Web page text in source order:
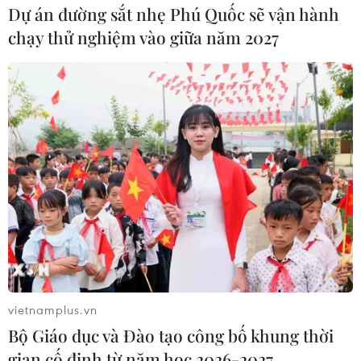
Hình ảnh hoạt động của Chủ tịch
nước Nguyễn Xuân Phúc tại Indonesia
23/12/2022 01:55
Sáng 23/12, Chủ tịch nước Nguyễn Xuân Phúc tiếp Chủ
tịch Hội Hữu nghị Indonesia-Việt Nam Budiarsa
Sastrawinata, tiếp Chủ tịch Phòng Thương mại và Công
nghiệp Indonesia (KADIN) Arsjad Rasjid.
Dự án đường sắt nhẹ Phú Quốc sẽ vận hành
chạy thử nghiệm vào giữa năm 2027
vietnamplus.vn
Bộ Giáo dục và Đào tạo công bố khung thời